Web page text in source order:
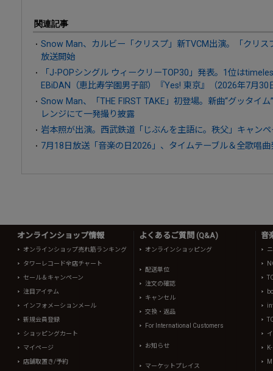
関連記事
Snow Man、カルビー「クリスプ」新TVCM出演。「クリス
放送開始
「J-POPシングル ウィークリーTOP30」発表。1位は
EBiDAN（恵比寿学園男子部）『Yes! 東京』（2026年7月30
Snow Man、「THE FIRST TAKE」初登場。新曲“グッタイ
レンジにて一発撮り披露
岩本照が出演。西武鉄道「じぶんを主語に。秩父」キャン
7月18日放送「音楽の日2026」、タイムテーブル＆全歌唱曲
オンラインショップ情報
オンラインショップ売れ筋ランキング
タワーレコード全店チャート
セール＆キャンペーン
注目アイテム
インフォメーションメール
新規会員登録
ショッピングカート
マイページ
店舗取置き/予約
よくあるご質問 (Q&A)
オンラインショッピング
配送単位
注文の確認
キャンセル
交換・返品
For International Customers
お知らせ
マーケットプレイス
音